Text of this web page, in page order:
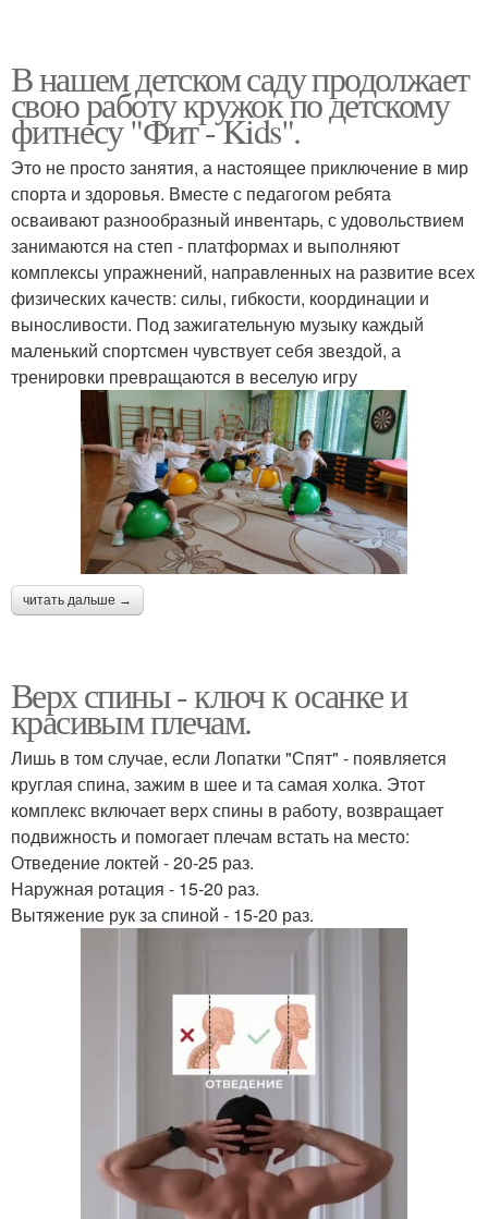
В нашем детском саду продолжает
свою работу кружок по детскому
фитнесу "Фит - Kids".
Это не просто занятия, а настоящее приключение в мир
спорта и здоровья. Вместе с педагогом ребята
осваивают разнообразный инвентарь, с удовольствием
занимаются на степ - платформах и выполняют
комплексы упражнений, направленных на развитие всех
физических качеств: силы, гибкости, координации и
выносливости. Под зажигательную музыку каждый
маленький спортсмен чувствует себя звездой, а
тренировки превращаются в веселую игру
читать дальше →
Верх спины - ключ к осанке и
красивым плечам.
Лишь в том случае, если Лопатки "Спят" - появляется
круглая спина, зажим в шее и та самая холка. Этот
комплекс включает верх спины в работу, возвращает
подвижность и помогает плечам встать на место:
Отведение локтей - 20-25 раз.
Наружная ротация - 15-20 раз.
Вытяжение рук за спиной - 15-20 раз.